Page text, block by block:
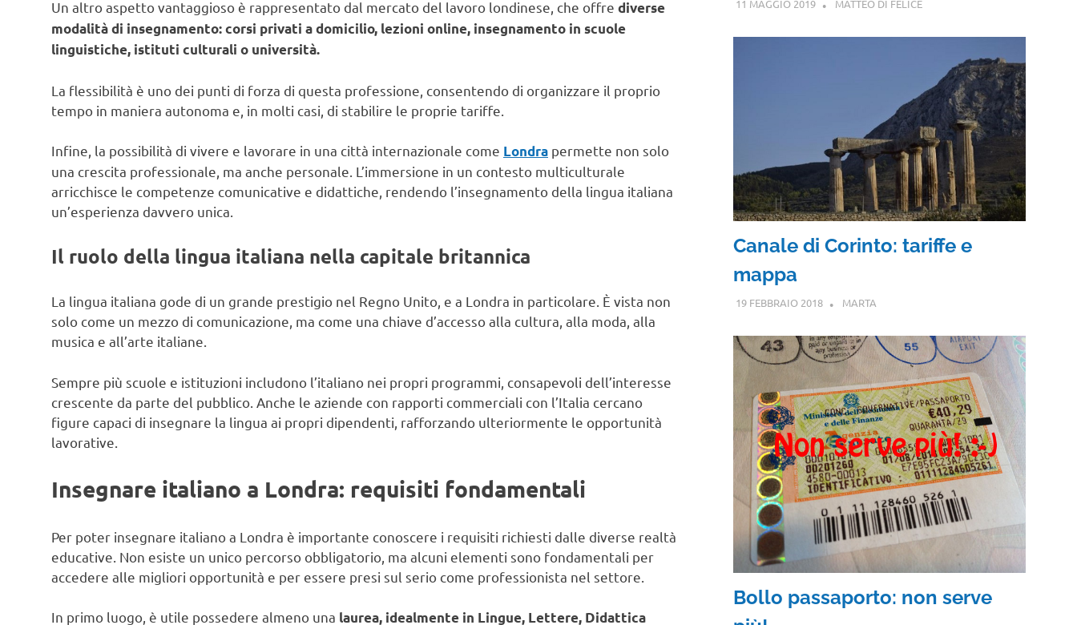
Un altro aspetto vantaggioso è rappresentato dal mercato del lavoro londinese, che offre diverse
modalità di insegnamento: corsi privati a domicilio, lezioni online, insegnamento in scuole
linguistiche, istituti culturali o università.
La flessibilità è uno dei punti di forza di questa professione, consentendo di organizzare il proprio
tempo in maniera autonoma e, in molti casi, di stabilire le proprie tariffe.
Infine, la possibilità di vivere e lavorare in una città internazionale come Londra permette non solo
una crescita professionale, ma anche personale. L’immersione in un contesto multiculturale
arricchisce le competenze comunicative e didattiche, rendendo l’insegnamento della lingua italiana
un’esperienza davvero unica.
Il ruolo della lingua italiana nella capitale britannica
La lingua italiana gode di un grande prestigio nel Regno Unito, e a Londra in particolare. È vista non
solo come un mezzo di comunicazione, ma come una chiave d’accesso alla cultura, alla moda, alla
musica e all’arte italiane.
Sempre più scuole e istituzioni includono l’italiano nei propri programmi, consapevoli dell’interesse
crescente da parte del pubblico. Anche le aziende con rapporti commerciali con l’Italia cercano
figure capaci di insegnare la lingua ai propri dipendenti, rafforzando ulteriormente le opportunità
lavorative.
Insegnare italiano a Londra: requisiti fondamentali
Per poter insegnare italiano a Londra è importante conoscere i requisiti richiesti dalle diverse realtà
educative. Non esiste un unico percorso obbligatorio, ma alcuni elementi sono fondamentali per
accedere alle migliori opportunità e per essere presi sul serio come professionista nel settore.
In primo luogo, è utile possedere almeno una laurea, idealmente in Lingue, Lettere, Didattica
11 MAGGIO 2019 MATTEO DI FELICE
Canale di Corinto: tariffe e
mappa
19 FEBBRAIO 2018 MARTA
Bollo passaporto: non serve